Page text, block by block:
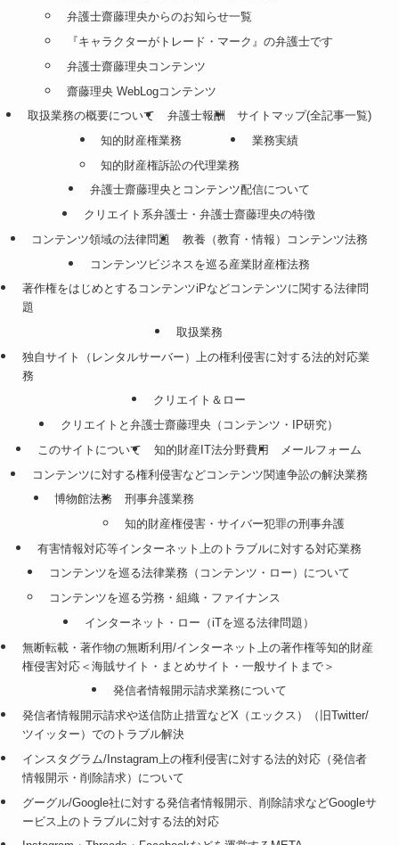
弁護士齋藤理央からのお知らせ一覧
『キャラクターがトレード・マーク』の弁護士です
弁護士齋藤理央コンテンツ
齋藤理央 WebLogコンテンツ
取扱業務の概要について
弁護士報酬
サイトマップ(全記事一覧)
知的財産権業務
知的財産権訴訟の代理業務
業務実績
弁護士齋藤理央とコンテンツ配信について
クリエイト系弁護士・弁護士齋藤理央の特徴
コンテンツ領域の法律問題
教養（教育・情報）コンテンツ法務
コンテンツビジネスを巡る産業財産権法務
著作権をはじめとするコンテンツiPなどコンテンツに関する法律問
題
取扱業務
独自サイト（レンタルサーバー）上の権利侵害に対する法的対応業
務
クリエイト＆ロー
クリエイトと弁護士齋藤理央（コンテンツ・IP研究）
このサイトについて
知的財産IT法分野費用
メールフォーム
コンテンツに対する権利侵害などコンテンツ関連争訟の解決業務
博物館法務
刑事弁護業務
知的財産権侵害・サイバー犯罪の刑事弁護
有害情報対応等インターネット上のトラブルに対する対応業務
コンテンツを巡る法律業務（コンテンツ・ロー）について
コンテンツを巡る労務・組織・ファイナンス
インターネット・ロー（iTを巡る法律問題）
無断転載・著作物の無断利用/インターネット上の著作権等知的財産
権侵害対応＜海賊サイト・まとめサイト・一般サイトまで＞
発信者情報開示請求業務について
発信者情報開示請求や送信防止措置などX（エックス）（旧Twitter/
ツイッター）でのトラブル解決
インスタグラム/Instagram上の権利侵害に対する法的対応（発信者
情報開示・削除請求）について
グーグル/Google社に対する発信者情報開示、削除請求などGoogleサ
ービス上のトラブルに対する法的対応